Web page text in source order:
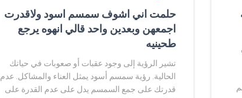
حلمت اني اشوف سمسم اسود ولاقدرت
اجمعهن وبعدين واحد قالي انهوه يرجع
طحينيه
تشير الرؤية إلى وجود عقبات أو صعوبات في حياتك
الحالية. رؤية سمسم أسود يمثل العناء والمشاكل. عدم
قدرتك على جمع السمسم يدل على عدم القدرة على